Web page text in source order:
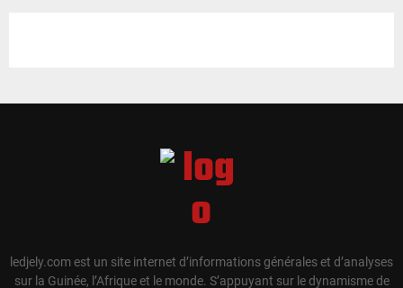
ledjely.com est un site internet d’informations générales et d’analyses
sur la Guinée, l’Afrique et le monde. S’appuyant sur le dynamisme de